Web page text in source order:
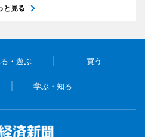
と見る
・遊ぶ 買う
学ぶ・知る